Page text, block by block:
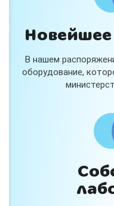
В нашем
оборудование,